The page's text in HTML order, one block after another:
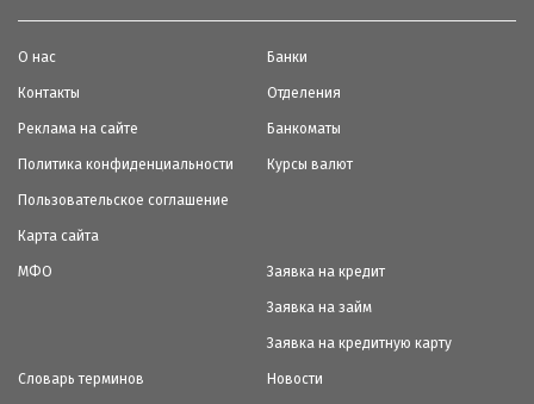
О нас
Контакты
Реклама на сайте
Политика конфиденциальности
Пользовательское соглашение
Карта сайта
Банки
Отделения
Банкоматы
Курсы валют
МФО Заявка на кредит
Заявка на займ
Заявка на кредитную карту
Словарь терминов Новости